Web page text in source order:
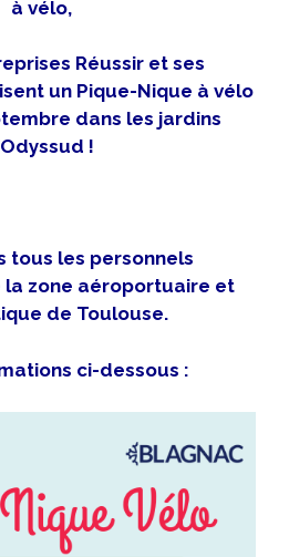
à vélo,
Réussir et ses
un Pique-Nique à vélo
dans les jardins
!
tous les personnels
la zone aéroportuaire et
de Toulouse.
ci-dessous :